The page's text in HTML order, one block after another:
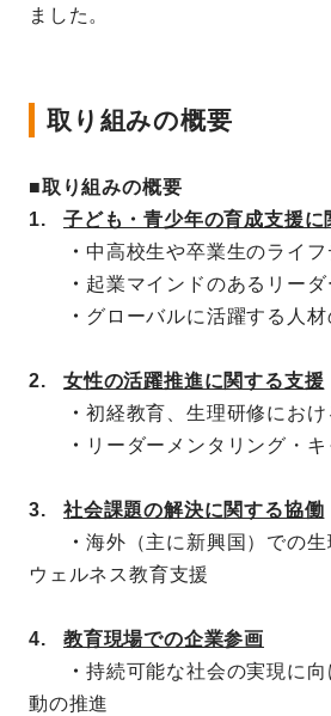
ました。
取り組みの概要
■取り組みの概要
1. 子ども・青少年の育成支援に
・中高校生や卒業生のライ
・ 起業マインドのあるリー
・ グローバルに活躍する人材
2. 女性の活躍推進に関する支援
・ 初経教育、生理研修におけ
・ リーダーメンタリング・
3. 社会課題の解決に関する協働
・ 海外（主に新興国）での
ウェルネス教育支援
4. 教育現場での企業参画
・ 持続可能な社会の実現に
動の推進